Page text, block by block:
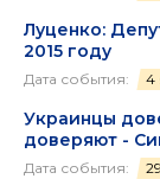
Луценко:
2015 году
Дата события: 4
Украинцы
доверяют -
Дата события: